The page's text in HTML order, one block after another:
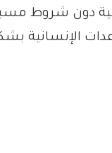
دون شروط
الإنسانية